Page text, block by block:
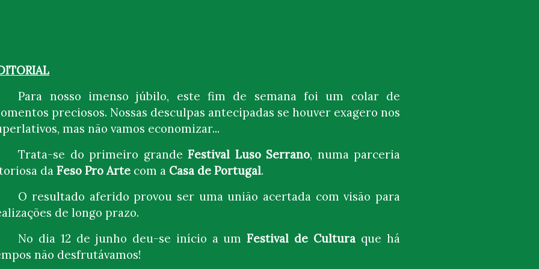
Para nosso imenso júbilo, este fim de semana foi um colar de
preciosos. Nossas desculpas antecipadas se houver exagero nos
mas não vamos economizar...
Trata-se do primeiro grandeFestival Luso Serrano, numa parceria
da Feso Pro Arte com a Casa de Portugal.
O resultado aferido provou ser uma união acertada com visão para
de longo prazo.
No dia 12 de junho deu-se início a umFestival de Cultura que há
não desfrutávamos!